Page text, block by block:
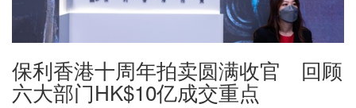
保利香港十周年拍卖圆满收官 回顾
六大部门HK$10亿成交重点